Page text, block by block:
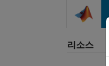
리소스